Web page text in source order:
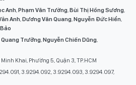
Anh Phạm Văn Trường Bùi Thị Hồng Sương
Anh Dương Văn Quang Nguyễn Đức Hiển
Quang Trưởng Nguyễn Chiến Dũng
Khai, Phường 5, Quận 3, TP.HCM
3.9294.092, 3.9294.093, 3.9294.097,